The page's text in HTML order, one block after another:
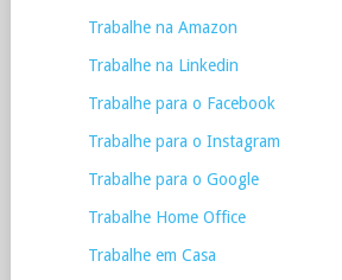
Trabalhe na Amazon
Trabalhe na Linkedin
Trabalhe para o Facebook
Trabalhe para o Instagram
Trabalhe para o Google
Trabalhe Home Office
Trabalhe em Casa